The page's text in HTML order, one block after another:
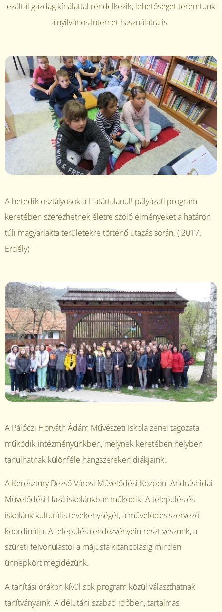
ezáltal gazdag kínálattal rendelkezik, lehetőséget teremtünk
a nyilvános Internet használatra is.
A hetedik osztályosok a Határtalanul! pályázati program
keretében szerezhetnek életre szóló élményeket a határon
túli magyarlakta területekre történő utazás során. ( 2017.
Erdély)
A Pálóczi Horváth Ádám Művészeti Iskola zenei tagozata
működik intézményünkben, melynek keretében helyben
tanulhatnak különféle hangszereken diákjaink.
A Keresztury Dezső Városi Művelődési Központ Andráshidai
Művelődési Háza iskolánkban működik. A település és
iskolánk kulturális tevékenységét, a művelődés szervező
koordinálja. A település rendezvényein részt veszünk, a
szüreti felvonulástól a májusfa kitáncolásig minden
ünnepkört megidézünk.
A tanítási órákon kívül sok program közül választhatnak
tanítványaink. A délutáni szabad időben, tartalmas